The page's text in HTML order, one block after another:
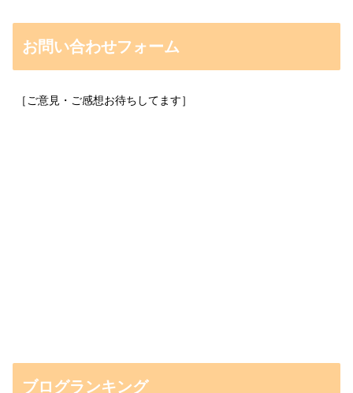
お問い合わせフォーム
［ご意見・ご感想お待ちしてます］
ブログランキング